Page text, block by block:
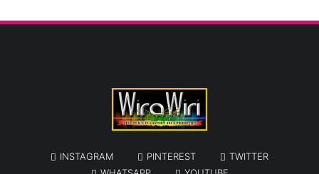
INSTAGRAM PINTEREST
TWITTER